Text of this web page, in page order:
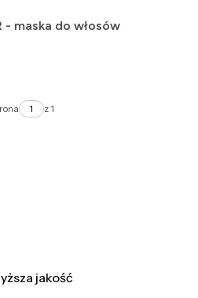
- maska do włosów
z 1
jakość